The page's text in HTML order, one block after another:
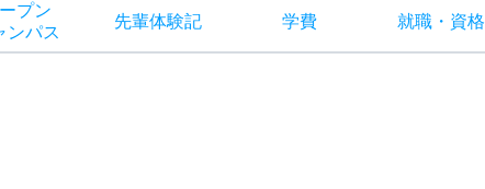
プン
ンパス
先輩体験記 学費 就職・ 資格